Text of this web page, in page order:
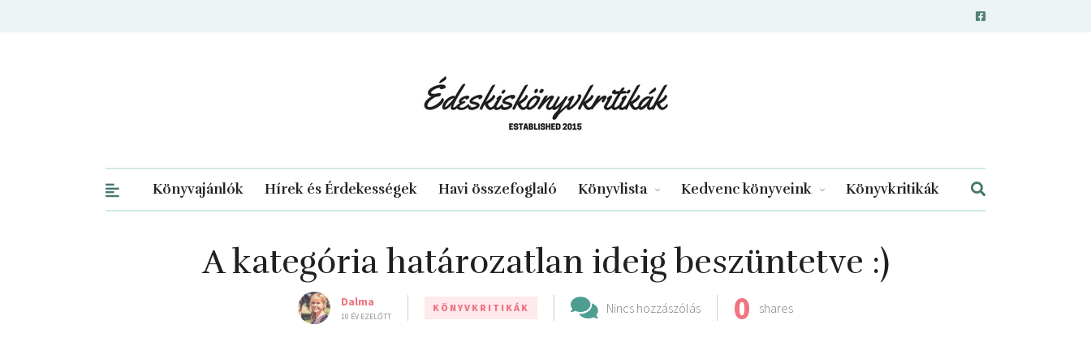
Könyvajánlók Hírek és Érdekességek Havi összefoglaló Könyvlista Kedvenc könyveink Könyvkritikák
A kategória határozatlan ideig beszüntetve :)
Dalma
10 ÉV EZELŐTT
KÖNYVKRITIKÁK Nincs hozzászólás 0 shares